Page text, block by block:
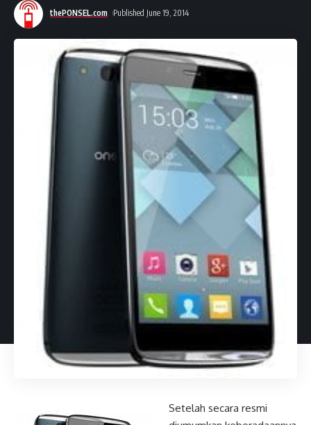
thePONSEL.com Published June 19, 2014
Setelah secara resmi